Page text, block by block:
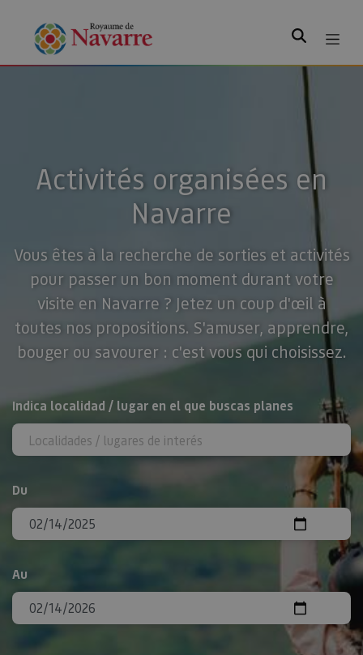
Rechercher
Activités organisées en
Navarre
Vous êtes à la recherche de sorties et activités
pour passer un bon moment durant votre
visite en Navarre ? Jetez un coup d'œil à
toutes nos propositions. S'amuser, apprendre,
bouger ou savourer : c'est vous qui choisissez.
Rechercher
Indica localidad / lugar en el que buscas planes
Du
Au